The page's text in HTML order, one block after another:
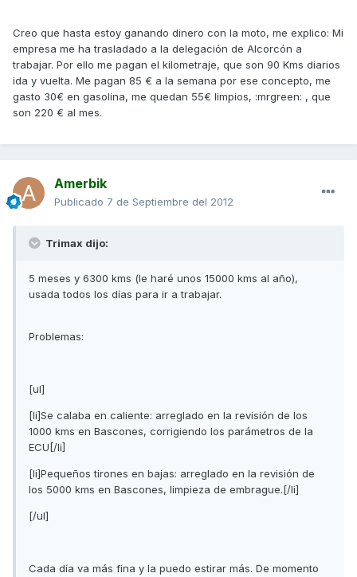
Creo que hasta estoy ganando dinero con la moto, me explico: Mi
empresa me ha trasladado a la delegación de Alcorcón a
trabajar. Por ello me pagan el kilometraje, que son 90 Kms diarios
ida y vuelta. Me pagan 85 € a la semana por ese concepto, me
gasto 30€ en gasolina, me quedan 55€ limpios, :mrgreen: , que
son 220 € al mes.
Amerbik
Publicado 7 de Septiembre del 2012
Trimax dijo:
5 meses y 6300 kms (le haré unos 15000 kms al año),
usada todos los días para ir a trabajar.
Problemas:
[ul]
[li]Se calaba en caliente: arreglado en la revisión de los
1000 kms en Bascones, corrigiendo los parámetros de la
ECU[/li]
[li]Pequeños tirones en bajas: arreglado en la revisión de
los 5000 kms en Bascones, limpieza de embrague.[/li]
[/ul]
Cada día va más fina y la puedo estirar más. De momento